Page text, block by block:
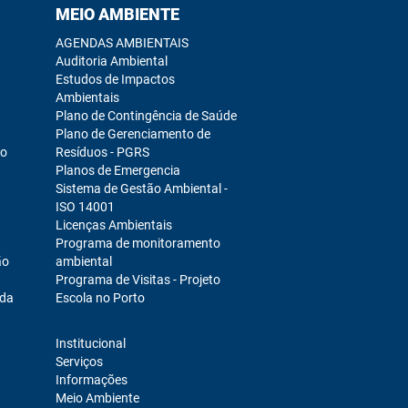
MEIO AMBIENTE
AGENDAS AMBIENTAIS
Auditoria Ambiental
Estudos de Impactos
Ambientais
Plano de Contingência de Saúde
Plano de Gerenciamento de
Resíduos - PGRS
Planos de Emergencia
Sistema de Gestão Ambiental -
ISO 14001
Licenças Ambientais
Programa de monitoramento
ambiental
Programa de Visitas - Projeto
Escola no Porto
Institucional
Serviços
Informações
Meio Ambiente